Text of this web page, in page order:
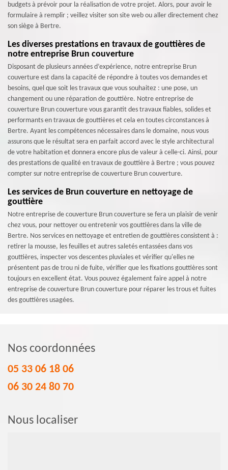
budgets à prévoir pour la réalisation de votre projet. Alors, pour avoir le
formulaire à remplir ; veillez visiter son site web ou aller directement chez
son siège à Bertre.
Les diverses prestations en travaux de gouttières de
notre entreprise Brun couverture
Disposant de plusieurs années d’expérience, notre entreprise Brun
couverture est dans la capacité de répondre à toutes vos demandes et
besoins, quel que soit les travaux que vous souhaitez : une pose, un
changement ou une réparation de gouttière. Notre entreprise de
couverture Brun couverture vous garantit des travaux fiables, solides et
performants en travaux de gouttières et cela en toutes circonstances à
Bertre. Ayant les compétences nécessaires dans le domaine, nous vous
assurons que le résultat sera en parfait accord avec le style architectural
de votre habitation et donnera encore plus de valeur à celle-ci. Ainsi, pour
des prestations de qualité en travaux de gouttière à Bertre ; vous pouvez
compter sur notre entreprise de couverture Brun couverture.
Les services de Brun couverture en nettoyage de
gouttière
Notre entreprise de couverture Brun couverture se fera un plaisir de venir
chez vous, pour nettoyer ou entretenir vos gouttières dans la ville de
Bertre. Nos services en nettoyage et entretien de gouttières consistent à :
retirer la mousse, les feuilles et autres saletés entassées dans vos
gouttières, inspecter vos descentes pluviales et vérifier qu'elles ne
présentent pas de trou ni de fuite, vérifier que les fixations gouttières sont
toujours en excellent état. Vous pouvez également faire appel à notre
entreprise de couverture Brun couverture pour réparer les trous et fuites
des gouttières usagées.
Nos coordonnées
05 33 06 18 06
06 30 24 80 70
Nous localiser